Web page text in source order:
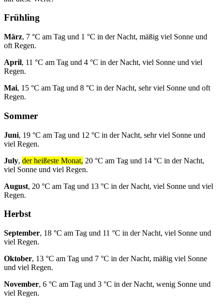
Frühling
März, 7 °C am Tag und 1 °C in der Nacht, mäßig viel Sonne und
oft Regen.
April, 11 °C am Tag und 4 °C in der Nacht, viel Sonne und viel
Regen.
Mai, 15 °C am Tag und 8 °C in der Nacht, sehr viel Sonne und oft
Regen.
Sommer
Juni, 19 °C am Tag und 12 °C in der Nacht, sehr viel Sonne und
viel Regen.
July, der heißeste Monat, 20 °C am Tag und 14 °C in der Nacht,
viel Sonne und viel Regen.
August, 20 °C am Tag und 13 °C in der Nacht, viel Sonne und viel
Regen.
Herbst
September, 18 °C am Tag und 11 °C in der Nacht, viel Sonne und
viel Regen.
Oktober, 13 °C am Tag und 7 °C in der Nacht, mäßig viel Sonne
und viel Regen.
November, 6 °C am Tag und 3 °C in der Nacht, wenig Sonne und
viel Regen.